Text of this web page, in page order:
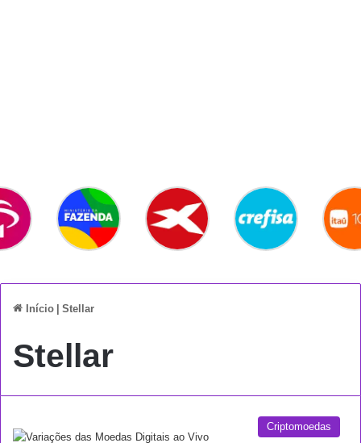
Início Stellar
Stellar
Criptomoedas